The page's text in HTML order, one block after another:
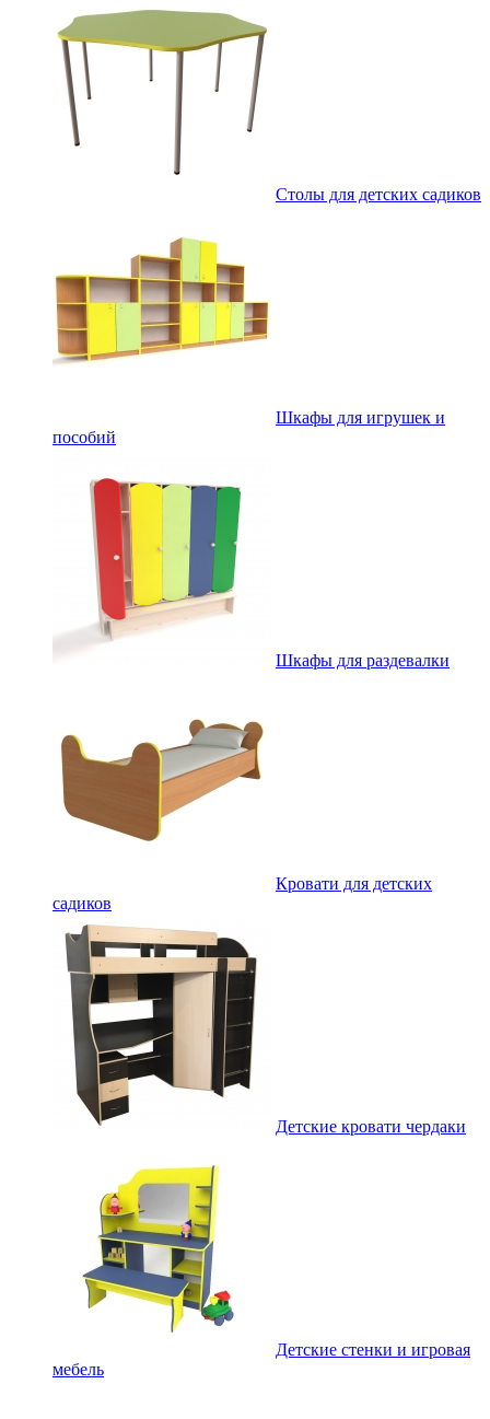
Столы для детских садиков
Шкафы для игрушек и
пособий
Шкафы для раздевалки
Кровати для детских
садиков
Детские кровати чердаки
Детские стенки и игровая
мебель